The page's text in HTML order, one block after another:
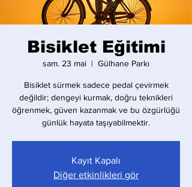
Bisiklet Eğitimi
sam. 23 mai
  |
Gülhane Parkı
Bisiklet sürmek sadece pedal çevirmek
değildir; dengeyi kurmak, doğru teknikleri
öğrenmek, güven kazanmak ve bu özgürlüğü
günlük hayata taşıyabilmektir.
Kayıt Kapalı
Diğer etkinlikleri gör